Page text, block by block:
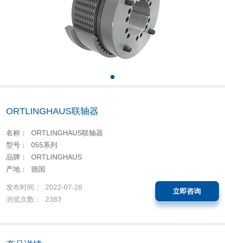
ORTLINGHAUS联轴器
名称： ORTLINGHAUS联轴器
型号： 055系列
品牌： ORTLINGHAUS
产地： 德国
发布时间： 2022-07-28
浏览次数： 2383
立即咨询